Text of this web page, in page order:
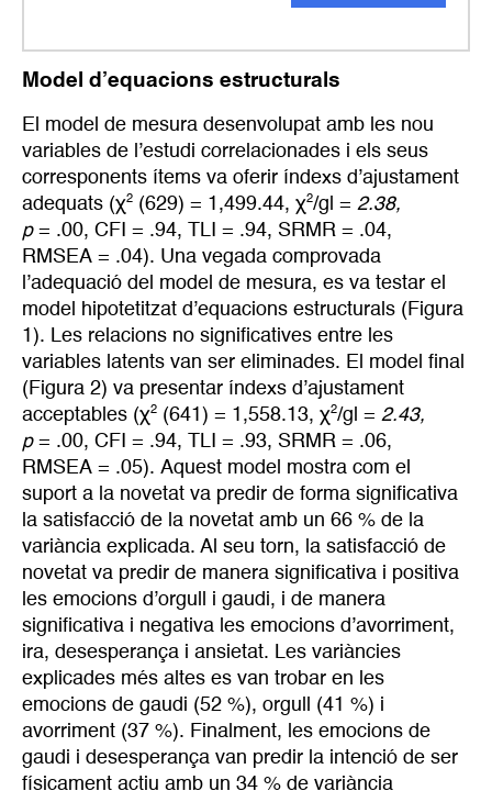
Model d’equacions estructurals
El model de mesura desenvolupat amb les nou
variables de l’estudi correlacionades i els seus
corresponents ítems va oferir índexs d’ajustament
adequats (χ2 (629) = 1,499.44, χ2/gl = 2.38,
p= .00, CFI = .94, TLI = .94, SRMR = .04,
RMSEA = .04). Una vegada comprovada
l’adequació del model de mesura, es va testar el
model hipotetitzat d’equacions estructurals (Figura
1). Les relacions no significatives entre les
variables latents van ser eliminades. El model final
(Figura 2) va presentar índexs d’ajustament
acceptables (χ2 (641) = 1,558.13, χ2/gl = 2.43,
p= .00, CFI = .94, TLI = .93, SRMR = .06,
RMSEA = .05). Aquest model mostra com el
suport a la novetat va predir de forma significativa
la satisfacció de la novetat amb un 66 % de la
variància explicada. Al seu torn, la satisfacció de
novetat va predir de manera significativa i positiva
les emocions d’orgull i gaudi, i de manera
significativa i negativa les emocions d’avorriment,
ira, desesperança i ansietat. Les variàncies
explicades més altes es van trobar en les
emocions de gaudi (52 %), orgull (41 %) i
avorriment (37 %). Finalment, les emocions de
gaudi i desesperança van predir la intenció de ser
físicament actiu amb un 34 % de variància